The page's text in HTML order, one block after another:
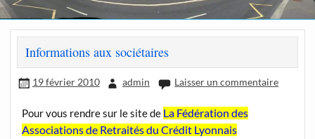
Informations aux sociétaires
19 février 2010 admin Laisser un commentaire
Pour vous rendre sur le site de La Fédération des
Associations de Retraités du Crédit Lyonnais